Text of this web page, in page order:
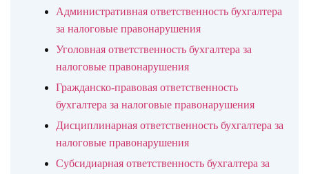
Административная ответственность бухгалтера
за налоговые правонарушения
Уголовная ответственность бухгалтера за
налоговые правонарушения
Гражданско-правовая ответственность
бухгалтера за налоговые правонарушения
Дисциплинарная ответственность бухгалтера за
налоговые правонарушения
Субсидиарная ответственность бухгалтера за